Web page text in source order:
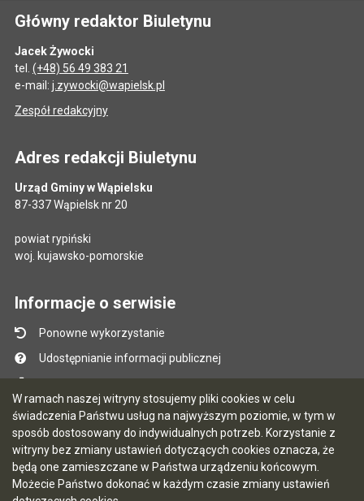
W ramach naszej witryny stosujemy pliki cookies w celu
świadczenia Państwu usług na najwyższym poziomie, w tym w
sposób dostosowany do indywidualnych potrzeb. Korzystanie z
witryny bez zmiany ustawień dotyczących cookies oznacza, że
będą one zamieszczane w Państwa urządzeniu końcowym.
Możecie Państwo dokonać w każdym czasie zmiany ustawień
Główny redaktor Biuletynu
Jacek Żywocki
tel. (+48) 56 49 383 21
e-mail: j.zywocki@wapielsk.pl
Zespół redakcyjny
Adres redakcji Biuletynu
Urząd Gminy w Wąpielsku
87-337 Wąpielsk nr 20
powiat rypiński
woj. kujawsko-pomorskie
Informacje o serwisie
Ponowne wykorzystanie
Udostępnianie informacji publicznej
Instrukcja obsługi
Statystyki oglądalności
Ostatnio dodane
Ostatnia aktualizacja BIP: 06.08.2026 10:47